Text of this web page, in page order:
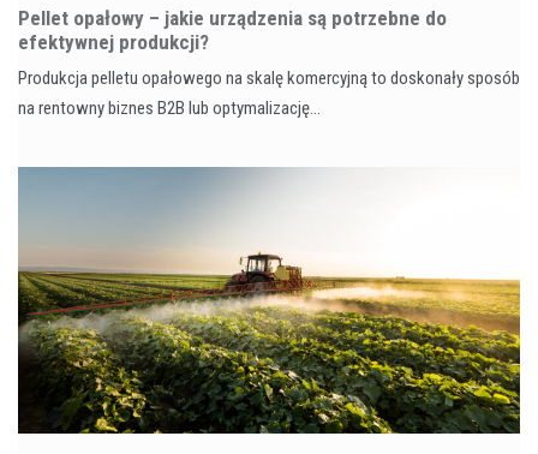
Pellet opałowy – jakie urządzenia są potrzebne do
efektywnej produkcji?
Produkcja pelletu opałowego na skalę komercyjną to doskonały sposób
na rentowny biznes B2B lub optymalizację…